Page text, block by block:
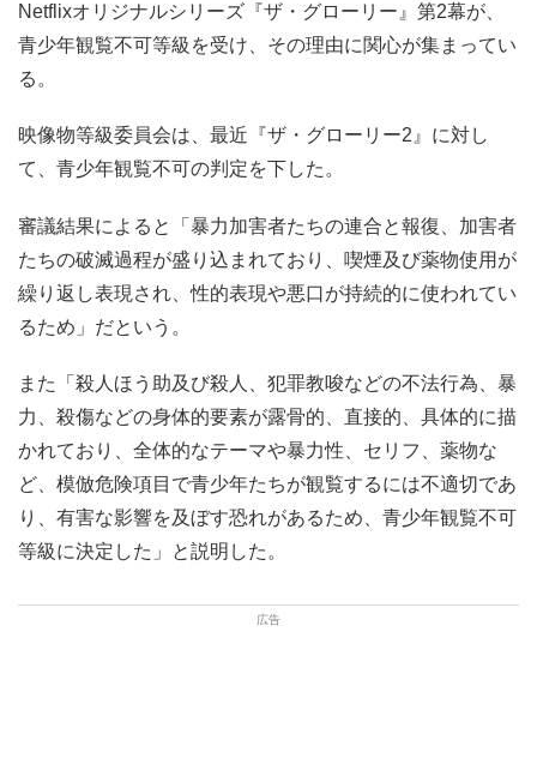
Netflixオリジナルシリーズ『ザ・グローリー』第2幕が、
青少年観覧不可等級を受け、その理由に関心が集まってい
る。
映像物等級委員会は、最近『ザ・グローリー2』に対し
て、青少年観覧不可の判定を下した。
審議結果によると「暴力加害者たちの連合と報復、加害者
たちの破滅過程が盛り込まれており、喫煙及び薬物使用が
繰り返し表現され、性的表現や悪口が持続的に使われてい
るため」だという。
また「殺人ほう助及び殺人、犯罪教唆などの不法行為、暴
力、殺傷などの身体的要素が露骨的、直接的、具体的に描
かれており、全体的なテーマや暴力性、セリフ、薬物な
ど、模倣危険項目で青少年たちが観覧するには不適切であ
り、有害な影響を及ぼす恐れがあるため、青少年観覧不可
等級に決定した」と説明した。